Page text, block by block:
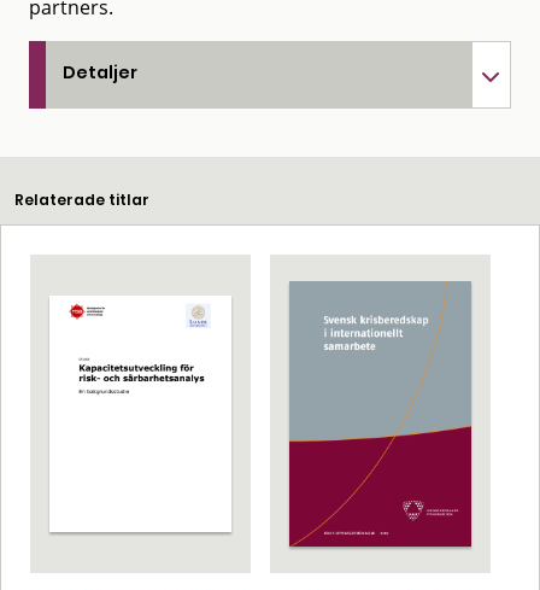
partners.
Detaljer
Relaterade titlar